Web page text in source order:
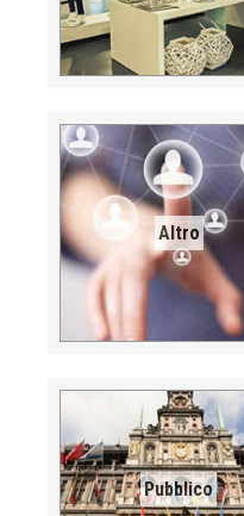
Altro
Pubblico